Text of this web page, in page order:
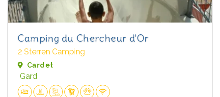
Camping du Chercheur d'Or
2 Sterren Camping
Cardet
Gard